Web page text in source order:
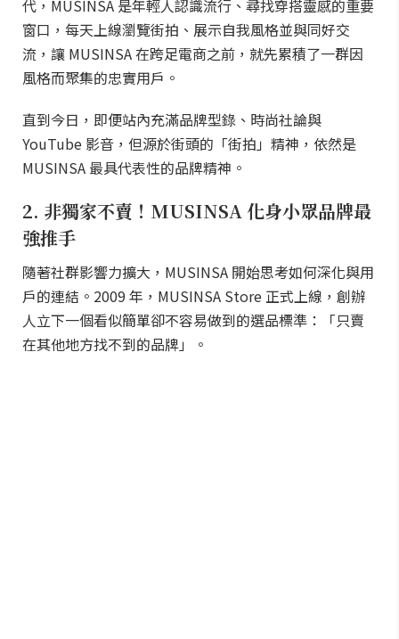
代，MUSINSA 是年輕人認識流行、尋找穿搭靈感的重要
窗口，每天上線瀏覽街拍、展示自我風格並與同好交
流，讓 MUSINSA 在跨足電商之前，就先累積了一群因
風格而聚集的忠實用戶。
直到今日，即便站內充滿品牌型錄、時尚社論與
YouTube 影音，但源於街頭的「街拍」精神，依然是
MUSINSA 最具代表性的品牌精神。
2. 非獨家不賣！MUSINSA 化身小眾品牌最
強推手
隨著社群影響力擴大，MUSINSA 開始思考如何深化與用
戶的連結。2009 年，MUSINSA Store 正式上線，創辦
人立下一個看似簡單卻不容易做到的選品標準：「只賣
在其他地方找不到的品牌」。